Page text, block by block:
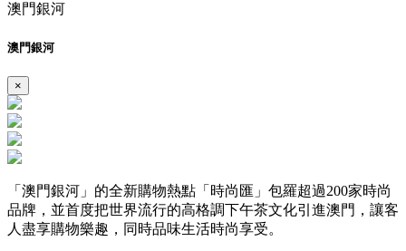
澳門銀河
澳門銀河
×
「澳門銀河」的全新購物熱點「時尚匯」包羅超過200家時尚
品牌，並首度把世界流行的高格調下午茶文化引進澳門，讓客
人盡享購物樂趣，同時品味生活時尚享受。